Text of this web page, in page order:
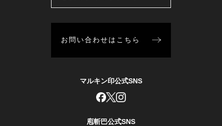
お問い合わせはこちら
マルキン印公式SNS
庖斬巴公式SNS